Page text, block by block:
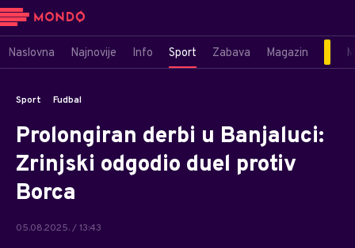
Naslovna Najnovije Info Sport Zabava Magazin
Sport Fudbal
Prolongiran derbi u Banjaluci:
Zrinjski odgodio duel protiv
Borca
05.08.2025. / 13:43